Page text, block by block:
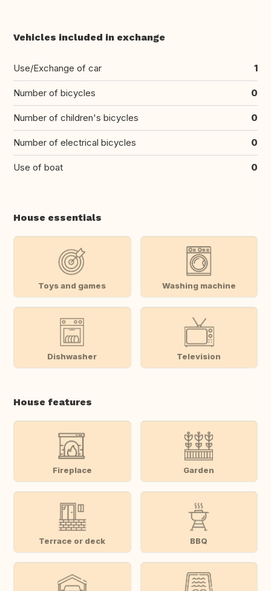
Vehicles included in exchange
Use/Exchange of car 1
Number of bicycles 0
Number of children's bicycles 0
Number of electrical bicycles 0
Use of boat 0
House essentials
Toys and games Washing machine
Dishwasher Television
House features
Fireplace Garden
Terrace or deck BBQ